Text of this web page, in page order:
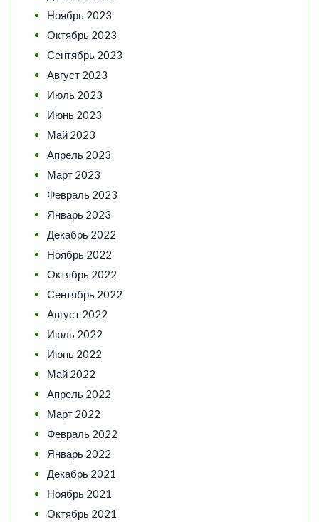
Ноябрь 2023
Октябрь 2023
Сентябрь 2023
Август 2023
Июль 2023
Июнь 2023
Май 2023
Апрель 2023
Март 2023
Февраль 2023
Январь 2023
Декабрь 2022
Ноябрь 2022
Октябрь 2022
Сентябрь 2022
Август 2022
Июль 2022
Июнь 2022
Май 2022
Апрель 2022
Март 2022
Февраль 2022
Январь 2022
Декабрь 2021
Ноябрь 2021
Октябрь 2021